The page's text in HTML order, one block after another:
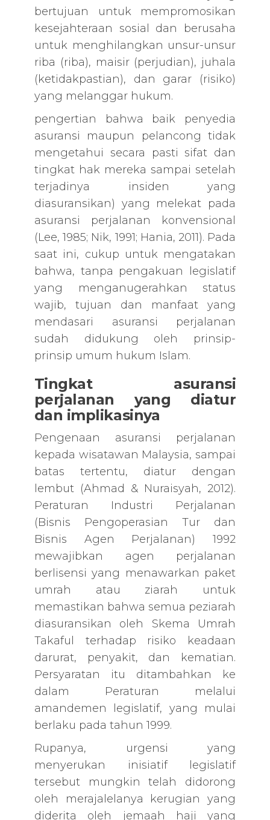
bertujuan untuk mempromosikan
kesejahteraan sosial dan berusaha
untuk menghilangkan unsur-unsur
riba (riba), maisir (perjudian), juhala
(ketidakpastian), dan garar (risiko)
yang melanggar hukum.
pengertian bahwa baik penyedia
asuransi maupun pelancong tidak
mengetahui secara pasti sifat dan
tingkat hak mereka sampai setelah
terjadinya insiden yang
diasuransikan) yang melekat pada
asuransi perjalanan konvensional
(Lee, 1985; Nik, 1991; Hania, 2011). Pada
saat ini, cukup untuk mengatakan
bahwa, tanpa pengakuan legislatif
yang menganugerahkan status
wajib, tujuan dan manfaat yang
mendasari asuransi perjalanan
sudah didukung oleh prinsip-
prinsip umum hukum Islam.
Tingkat asuransi
perjalanan yang diatur
dan implikasinya
Pengenaan asuransi perjalanan
kepada wisatawan Malaysia, sampai
batas tertentu, diatur dengan
lembut (Ahmad & Nuraisyah, 2012).
Peraturan Industri Perjalanan
(Bisnis Pengoperasian Tur dan
Bisnis Agen Perjalanan) 1992
mewajibkan agen perjalanan
berlisensi yang menawarkan paket
umrah atau ziarah untuk
memastikan bahwa semua peziarah
diasuransikan oleh Skema Umrah
Takaful terhadap risiko keadaan
darurat, penyakit, dan kematian.
Persyaratan itu ditambahkan ke
dalam Peraturan melalui
amandemen legislatif, yang mulai
berlaku pada tahun 1999.
Rupanya, urgensi yang
menyerukan inisiatif legislatif
tersebut mungkin telah didorong
oleh merajalelanya kerugian yang
diderita oleh jemaah haji yang